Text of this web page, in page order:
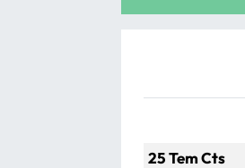
25 Tem Cts